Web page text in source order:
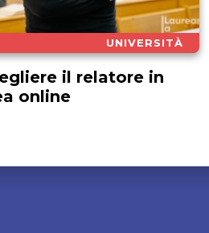
UNIVERSITÀ
il relatore in
online